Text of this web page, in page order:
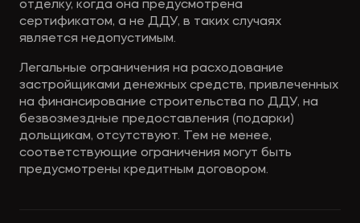
отделку, когда она предусмотрена
сертификатом, а не ДДУ, в таких случаях
является недопустимым.
Легальные ограничения на расходование
застройщиками денежных средств, привлеченных
на финансирование строительства по ДДУ, на
безвозмездные предоставления (подарки)
дольщикам, отсутствуют. Тем не менее,
соответствующие ограничения могут быть
предусмотрены кредитным договором.